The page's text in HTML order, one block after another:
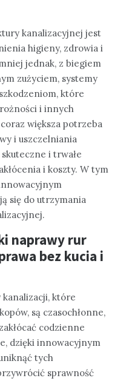
kanalizacyjnej jest
higieny, zdrowia i
jednak, z biegiem
zużyciem, systemy
które
i innych
większa potrzeba
i uszczelniania
i trwałe
i koszty. W tym
się do utrzymania
naprawy rur
bez kucia i
które
są czasochłonne,
codzienne
dzięki innowacyjnym
tych
sprawność